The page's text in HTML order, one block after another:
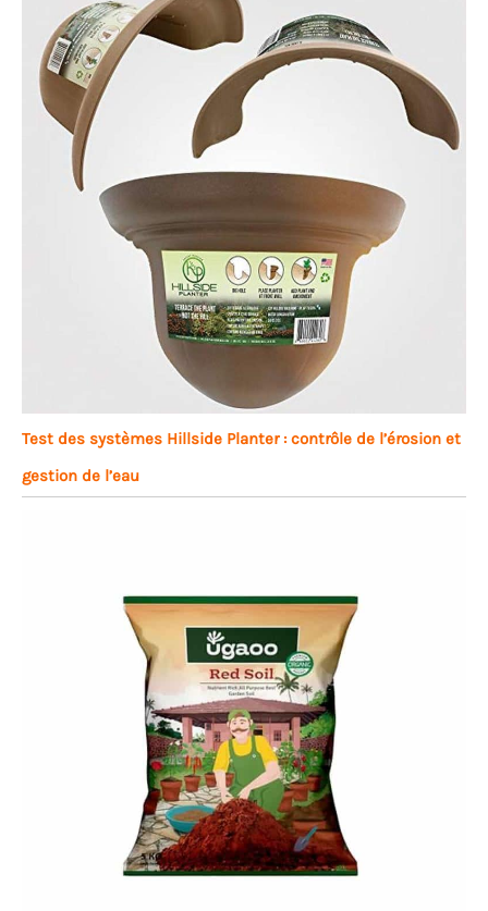
Test des systèmes Hillside Planter : contrôle de l’érosion et
gestion de l’eau